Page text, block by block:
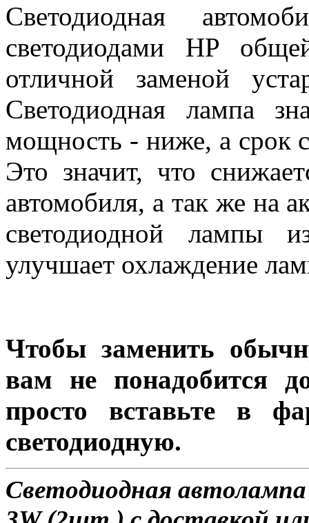
Светодиодная
светодиодами HP
отличной заменой
Светодиодная лампа
мощность - ниже, а срок
Это значит, что
автомобиля, а так же на
светодиодной лампы
улучшает охлаждение
Чтобы заменить
вам не понадобится
просто вставьте в
светодиодную.
Светодиодная